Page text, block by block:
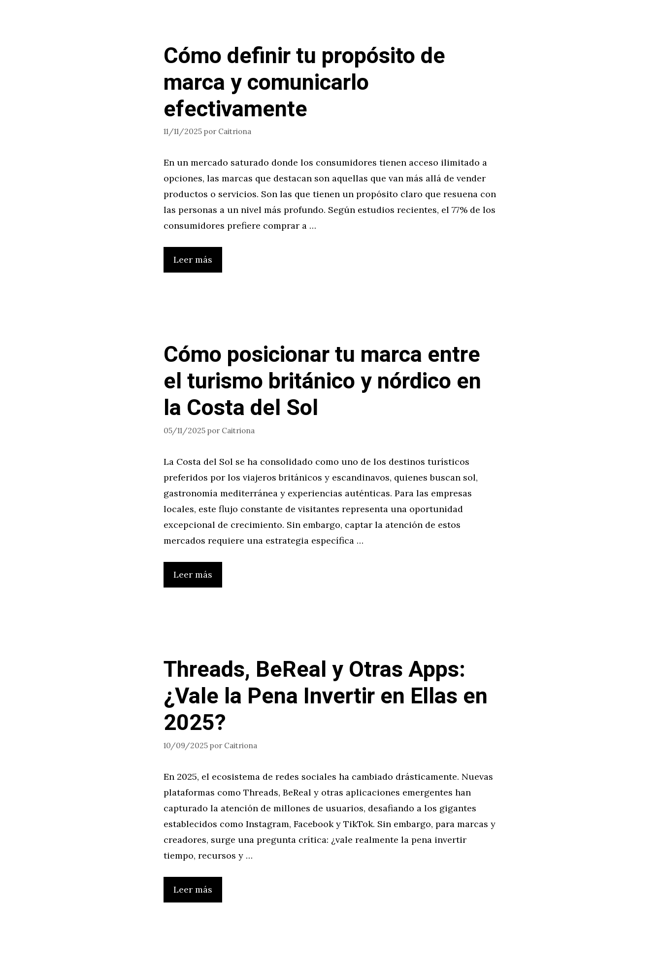
Cómo definir tu propósito de
marca y comunicarlo
efectivamente
11/11/2025 por Caitriona
En un mercado saturado donde los consumidores tienen acceso ilimitado a
opciones, las marcas que destacan son aquellas que van más allá de vender
productos o servicios. Son las que tienen un propósito claro que resuena con
las personas a un nivel más profundo. Según estudios recientes, el 77% de los
consumidores prefiere comprar a …
Leer más
Cómo posicionar tu marca entre
el turismo británico y nórdico en
la Costa del Sol
05/11/2025 por Caitriona
La Costa del Sol se ha consolidado como uno de los destinos turísticos
preferidos por los viajeros británicos y escandinavos, quienes buscan sol,
gastronomía mediterránea y experiencias auténticas. Para las empresas
locales, este flujo constante de visitantes representa una oportunidad
excepcional de crecimiento. Sin embargo, captar la atención de estos
mercados requiere una estrategia específica …
Leer más
Threads, BeReal y Otras Apps:
¿Vale la Pena Invertir en Ellas en
2025?
10/09/2025 por Caitriona
En 2025, el ecosistema de redes sociales ha cambiado drásticamente. Nuevas
plataformas como Threads, BeReal y otras aplicaciones emergentes han
capturado la atención de millones de usuarios, desafiando a los gigantes
establecidos como Instagram, Facebook y TikTok. Sin embargo, para marcas y
creadores, surge una pregunta crítica: ¿vale realmente la pena invertir
tiempo, recursos y …
Leer más